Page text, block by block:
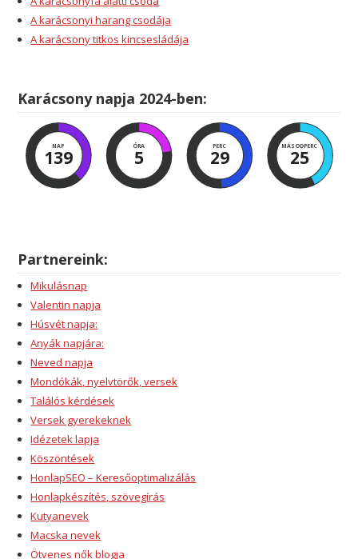
A karácsonyi harang csodája
A karácsony titkos kincsesládája
Karácsony napja 2024-ben:
NAP
139
ÓRA
5
PERC
29
MÁSODPERC
24
Partnereink:
Mikulásnap
Valentin napja
Húsvét napja:
Anyák napjára:
Neved napja
Mondókák, nyelvtörők, versek
Találós kérdések
Versek gyerekeknek
Idézetek lapja
Köszöntések
HonlapSEO – Keresőoptimalizálás
Honlapkészítés, szövegírás
Kutyanevek
Macska nevek
Ötvenes nők blogja